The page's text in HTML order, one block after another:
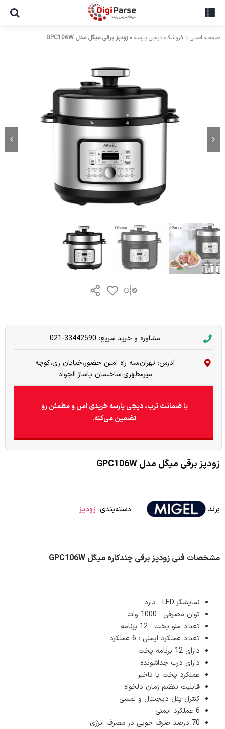
صفحه اصلی » فروشگاه دیجی پارسه »زودپز برقی میگل مدل GPC106W
مشاوره و خرید سریع: 33442590-021
آدرس: تهران،سه راه امین حضور،خیابان ری،کوچه
میرمطهری،ساختمان پاساژ الجواد
با ضمانت ترب، دیجی پارسه خریدی امن و مطمئن رو
تضمین می‌کنه.
زودپز برقی میگل مدل GPC106W
برند: دسته‌بندی: زودپز
مشخصات فنی زودپز برقی چندکاره میگل GPC106W
نمایشگر LED : دارد
توان مصرفی : 1000 وات
تعداد منو پخت : 12 برنامه
تعداد عملکرد ایمنی : 6 عملکرد
دارای 12 برنامه پخت
دارای درب جداشونده
عملکرد پخت با تاخیر
قابلیت تنظیم زمان دلخواه
کنترل پنل دیجیتال و لمسی
6 عملکرد ایمنی
70 درصد صرف جویی در مصرف انرژی